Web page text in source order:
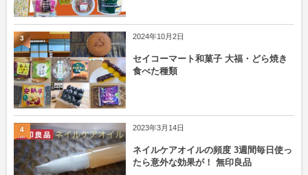
2024年10月2日
セイコーマート和菓子 大福・どら焼き
食べた種類
3
2023年3月14日
ネイルケアオイルの頻度 3週間毎日使っ
たら意外な効果が！ 無印良品
4